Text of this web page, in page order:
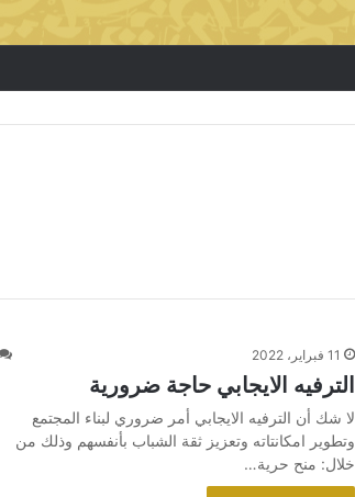
11 فبراير، 2022
الترفيه الايجابي حاجة ضرورية
لا شك أن الترفيه الايجابي أمر ضروري لبناء المجتمع
وتطوير امكانتاته وتعزيز ثقة الشباب بأنفسهم وذلك من
خلال: منح حرية…